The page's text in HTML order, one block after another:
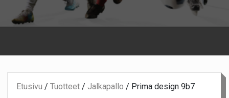
Etusivu / Tuotteet / Jalkapallo / Prima design 9b7